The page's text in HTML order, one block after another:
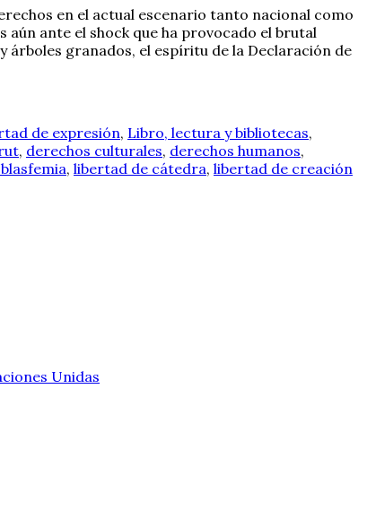
en el actual escenario tanto nacional como
ante el shock que ha provocado el brutal
árboles granados, el espíritu de la Declaración de
de expresión, Libro, lectura y bibliotecas,
, derechos culturales, derechos humanos,
, libertad de cátedra, libertad de creación
Unidas